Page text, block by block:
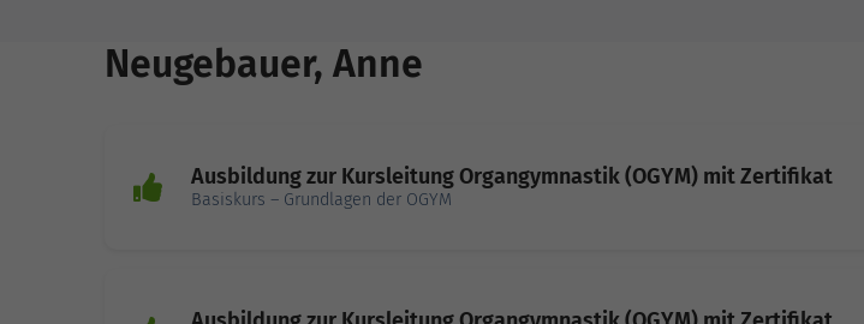
Neugebauer, Anne
Ausbildung zur Kursleitung Organgymnastik (OGYM) mit Zertifikat
Basiskurs – Grundlagen der OGYM